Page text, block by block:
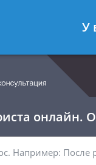
- Адвокат по
онлайн.
У